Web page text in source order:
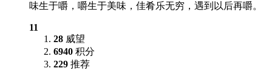
味生于嚼，嚼生于美味，佳肴乐无穷，遇到以后再嚼。
11
28 威望
6940 积分
229 推荐